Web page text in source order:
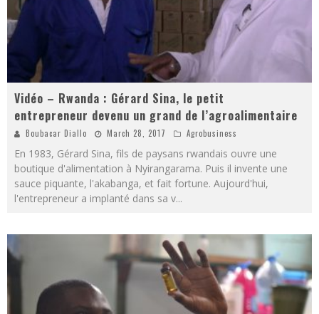
Vidéo – Rwanda : Gérard Sina, le petit
entrepreneur devenu un grand de l’agroalimentaire
Boubacar Diallo March 28, 2017 Agrobusiness
En 1983, Gérard Sina, fils de paysans rwandais ouvre une
boutique d'alimentation à Nyirangarama. Puis il invente une
sauce piquante, l'akabanga, et fait fortune. Aujourd'hui,
l'entrepreneur a implanté dans sa v...